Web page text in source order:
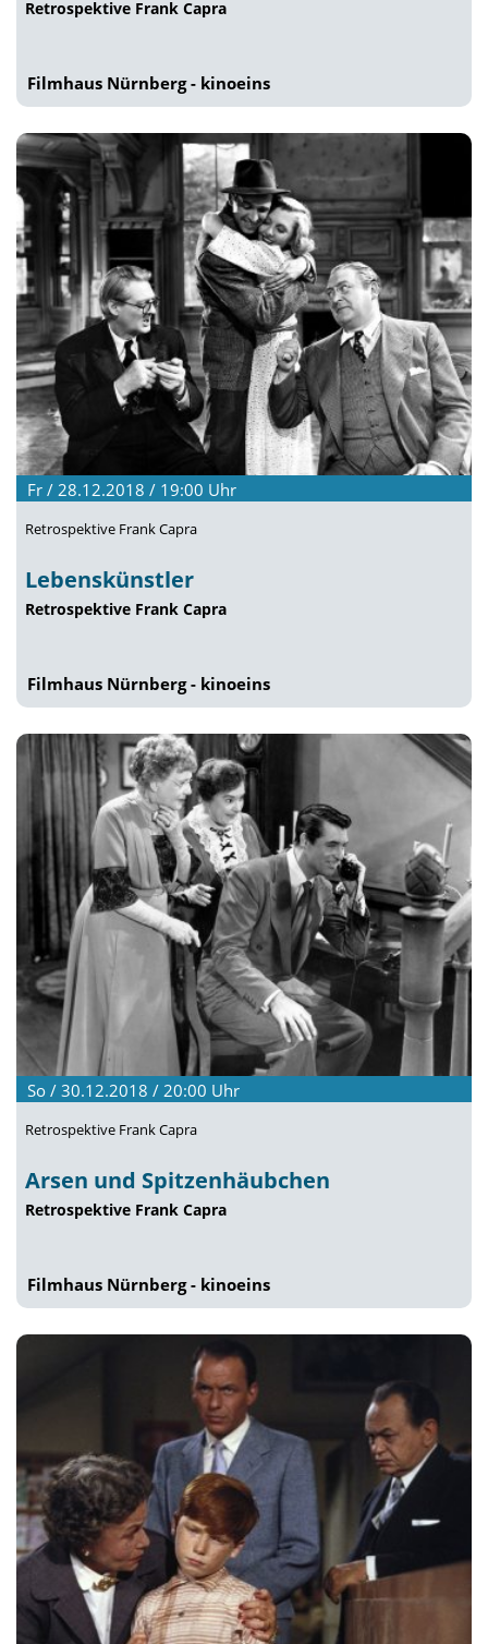
Retrospektive Frank Capra
Filmhaus Nürnberg - kinoeins
Fr / 28.12.2018 / 19:00 Uhr
Retrospektive Frank Capra
Lebenskünstler
Retrospektive Frank Capra
Filmhaus Nürnberg - kinoeins
So / 30.12.2018 / 20:00 Uhr
Retrospektive Frank Capra
Arsen und Spitzenhäubchen
Retrospektive Frank Capra
Filmhaus Nürnberg - kinoeins